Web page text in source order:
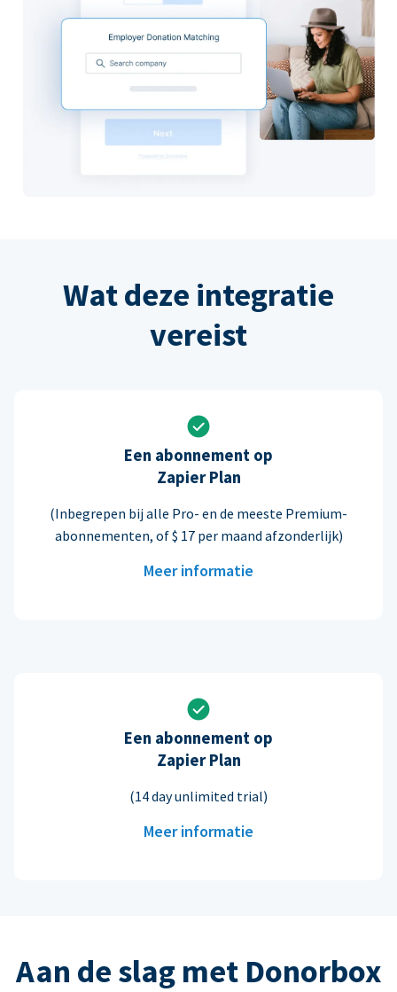
Wat deze integratie
vereist
Een abonnement op
Zapier Plan
(Inbegrepen bij alle Pro- en de meeste Premium-
abonnementen, of $ 17 per maand afzonderlijk)
Meer informatie
Een abonnement op
Zapier Plan
(14 day unlimited trial)
Meer informatie
Aan de slag met Donorbox